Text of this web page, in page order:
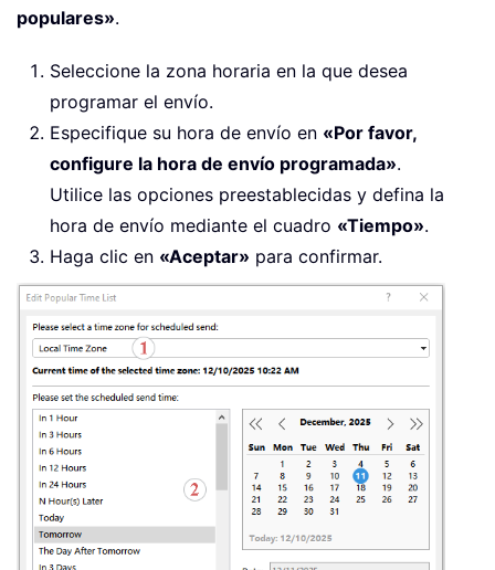
populares».
Seleccione la zona horaria en la que desea
programar el envío.
Especifique su hora de envío en «Por favor,
configure la hora de envío programada».
Utilice las opciones preestablecidas y defina la
hora de envío mediante el cuadro «Tiempo».
Haga clic en «Aceptar» para confirmar.